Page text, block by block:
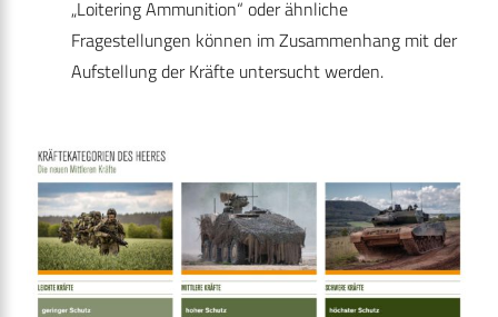
„Loitering Ammunition“ oder ähnliche
Fragestellungen können im Zusammenhang mit der
Aufstellung der Kräfte untersucht werden.